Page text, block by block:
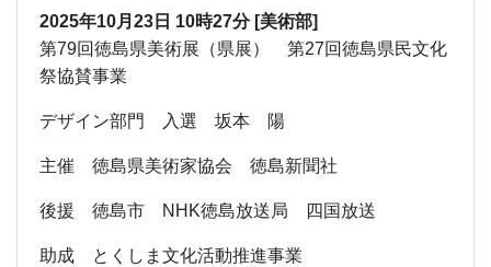
2025年10月23日 10時27分 [美術部]
第79回徳島県美術展（県展） 第27回徳島県民文化
祭協賛事業
デザイン部門 入選 坂本 陽
主催 徳島県美術家協会 徳島新聞社
後援 徳島市 NHK徳島放送局 四国放送
助成 とくしま文化活動推進事業